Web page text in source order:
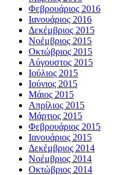
Φεβρουάριος 2016
Ιανουάριος 2016
Δεκέμβριος 2015
Νοέμβριος 2015
Οκτώβριος 2015
Αύγουστος 2015
Ιούλιος 2015
Ιούνιος 2015
Μάιος 2015
Απρίλιος 2015
Μάρτιος 2015
Φεβρουάριος 2015
Ιανουάριος 2015
Δεκέμβριος 2014
Νοέμβριος 2014
Οκτώβριος 2014